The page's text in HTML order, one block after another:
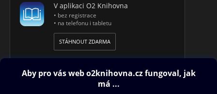
V aplikaci O2 Knihovna
• bez registrace
• na telefonu i tabletu
STÁHNOUT ZDARMA